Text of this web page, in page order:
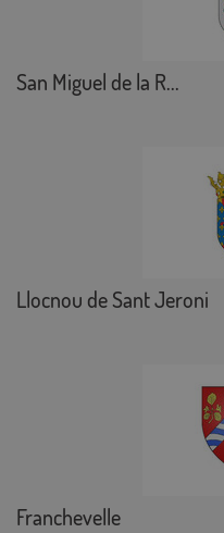
San Miguel de la R...
Llocnou de Sant Jeroni
Franchevelle